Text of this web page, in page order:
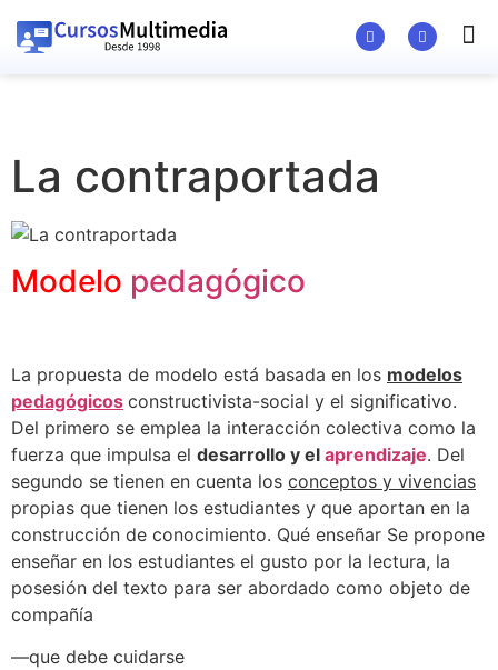
La contraportada
Modelo pedagógico
La propuesta de modelo está basada en los modelos
pedagógicos constructivista-social y el significativo.
Del primero se emplea la interacción colectiva como la
fuerza que impulsa el desarrollo y el aprendizaje. Del
segundo se tienen en cuenta los conceptos y vivencias
propias que tienen los estudiantes y que aportan en la
construcción de conocimiento. Qué enseñar Se propone
enseñar en los estudiantes el gusto por la lectura, la
posesión del texto para ser abordado como objeto de
compañía
—que debe cuidarse